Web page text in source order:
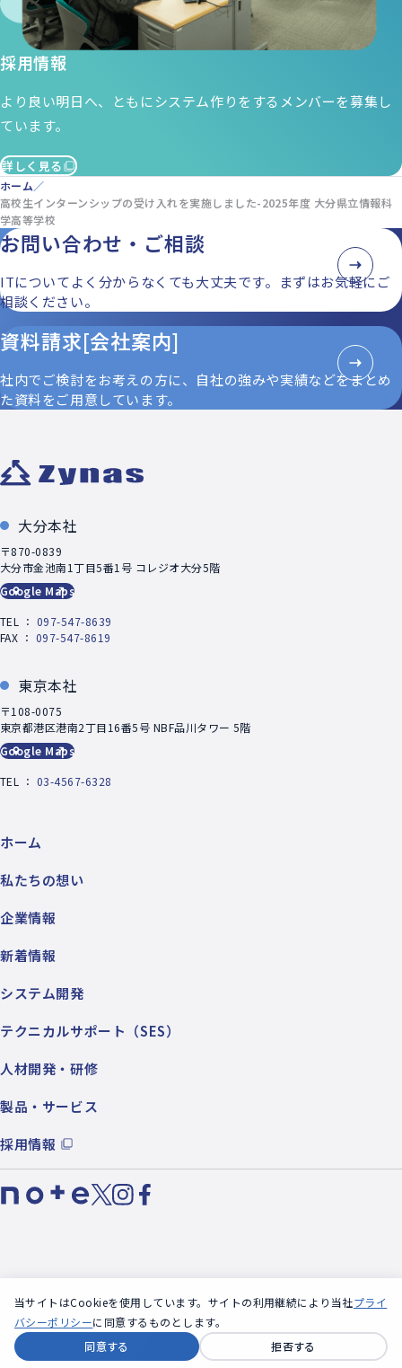
採用情報
より良い明日へ、ともにシステム作りをするメンバーを募集し
ています。
詳しく見る
ホーム
高校生インターンシップの受け入れを実施しました-2025年度 大分県立情報科
学高等学校
当サイトはCookieを使用しています。サイトの利用継続により当社プライ
バシーポリシーに同意するものとします。
同意する
拒否する
お問い合わせ・ご相談
ITについてよく分からなくても大丈夫です。まずはお気軽にご
相談ください。
資料請求[会社案内]
社内でご検討をお考えの方に、自社の強みや実績などをまとめ
た資料をご用意しています。
大分本社
〒870-0839
大分市金池南1丁目5番1号 コレジオ大分5階
Google Maps
TEL ： 097-547-8639
FAX ： 097-547-8619
東京本社
〒108-0075
東京都港区港南2丁目16番5号 NBF品川タワー 5階
Google Maps
TEL ： 03-4567-6328
ホーム
私たちの想い
企業情報
新着情報
システム開発
テクニカルサポート（SES）
人材開発・研修
製品・サービス
採用情報
お問い合わせプライバシーポリシー